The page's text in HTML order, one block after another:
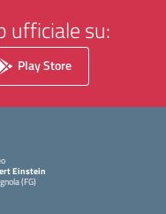
ufficiale su:
Play Store
Einstein
(FG)
la pagina iniziale della scuola